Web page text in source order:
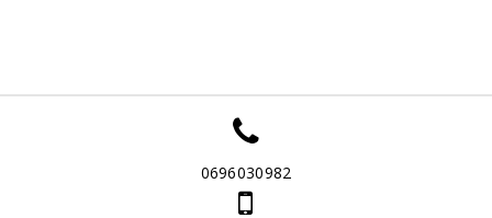
0696030982